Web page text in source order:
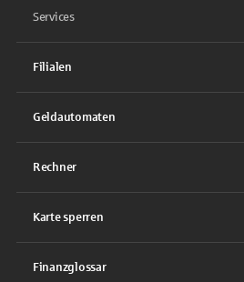
Services
Filialen
Geldautomaten
Rechner
Karte sperren
Finanzglossar